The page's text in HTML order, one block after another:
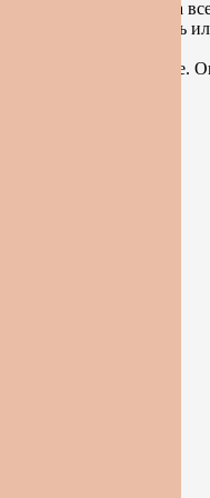
на цели, а средства
чья-то ущербность
действиях.
и отвергается плохое.